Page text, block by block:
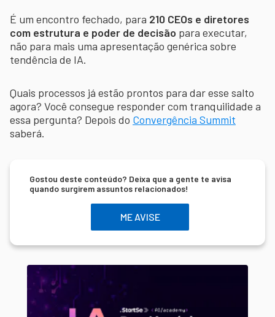
É um encontro fechado, para 210 CEOs e diretores
com estrutura e poder de decisão para executar,
não para mais uma apresentação genérica sobre
tendência de IA.
Quais processos já estão prontos para dar esse salto
agora? Você consegue responder com tranquilidade a
essa pergunta? Depois do Convergência Summit
saberá.
Gostou deste conteúdo? Deixa que a gente te avisa
quando surgirem assuntos relacionados!
ME AVISE